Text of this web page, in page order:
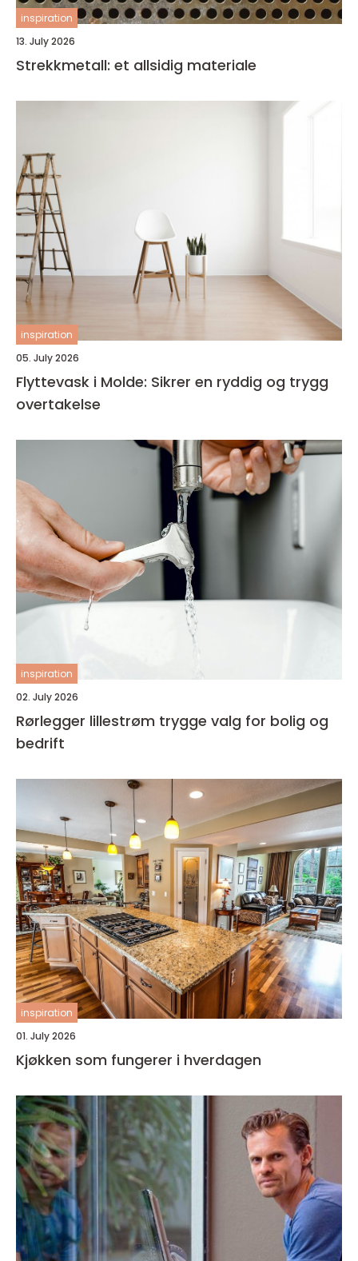
inspiration
13. July 2026
Strekkmetall: et allsidig materiale
inspiration
05. July 2026
Flyttevask i Molde: Sikrer en ryddig og trygg
overtakelse
inspiration
02. July 2026
Rørlegger lillestrøm trygge valg for bolig og
bedrift
inspiration
01. July 2026
Kjøkken som fungerer i hverdagen